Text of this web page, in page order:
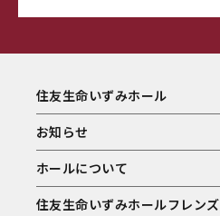
住友生命いずみホール
お知らせ
ホールについて
住友生命いずみホールフレンズ